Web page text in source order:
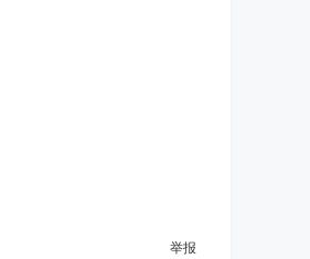
举报